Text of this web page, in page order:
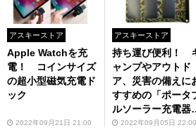
アスキーストア
Apple Watchを充
電！ コインサイズ
の超小型磁気充電ド
ック
2022年09月21日 21:00
アスキーストア
持ち運び便利！
ャンプやアウトド
ア、災害の備えに
すすめの「ポータ
ルソーラー充電器
カモフラージュ」の
2022年09月05日 22:00